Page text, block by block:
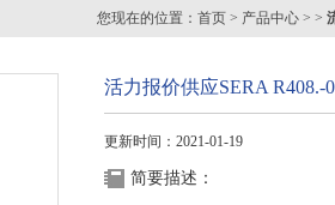
您现在的位置： 首页 > 产品中心 > >
活力报价供应SERA R408.-
更新时间：2021-01-19
简要描述：